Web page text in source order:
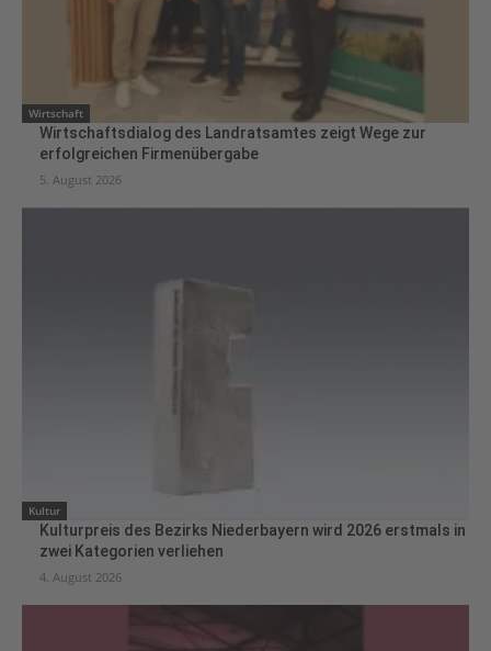
Wirtschaft
Wirtschaftsdialog des Landratsamtes zeigt Wege zur
erfolgreichen Firmenübergabe
5. August 2026
Kultur
Kulturpreis des Bezirks Niederbayern wird 2026 erstmals in
zwei Kategorien verliehen
4. August 2026